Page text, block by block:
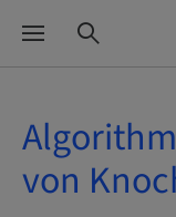
von